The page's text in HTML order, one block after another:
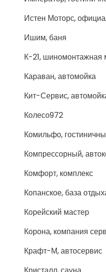
Истен Моторс,
Ишим, баня
К-21, шиномонтажная
Караван, автомойка
Кит-Сервис,
Колесо972
Комильфо,
Компрессорный,
Комфорт, комплекс
Копанское, база
Корейский мастер
Корона, компания
Крафт-М, автосервис